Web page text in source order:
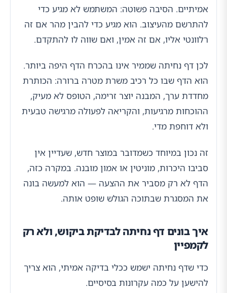
אמיתיים. הסיבה פשוטה: המשתמש לא מגיע כדי
להתרשם מהעיצוב. הוא מגיע כדי להבין מהר אם זה
רלוונטי אליו, אם זה אמין, ואם שווה לו להתקדם.
לכן דף נחיתה שממיר אינו בהכרח הדף היפה ביותר.
הוא הדף שבו כל רכיב משרת מטרה ברורה: הכותרת
מחדדת ערך, המבנה יוצר זרימה, הטופס לא מעיק,
ההוכחות מרגיעות, והקריאה לפעולה מרגישה טבעית
ולא דוחפת מדי.
זה נכון במיוחד כשמדובר במוצר חדש, שעדיין אין
סביבו היכרות, מוניטין או אמון מובנה. במקרה כזה,
הדף לא רק מסביר את ההצעה — הוא למעשה בונה
את המסגרת שבתוכה הגולש שופט אותה.
איך בונים דף נחיתה לבדיקת ביקוש, ולא רק
לקמפיין
כדי שדף נחיתה ישמש ככלי בדיקה אמיתי, הוא צריך
להישען על כמה עקרונות בסיסיים.